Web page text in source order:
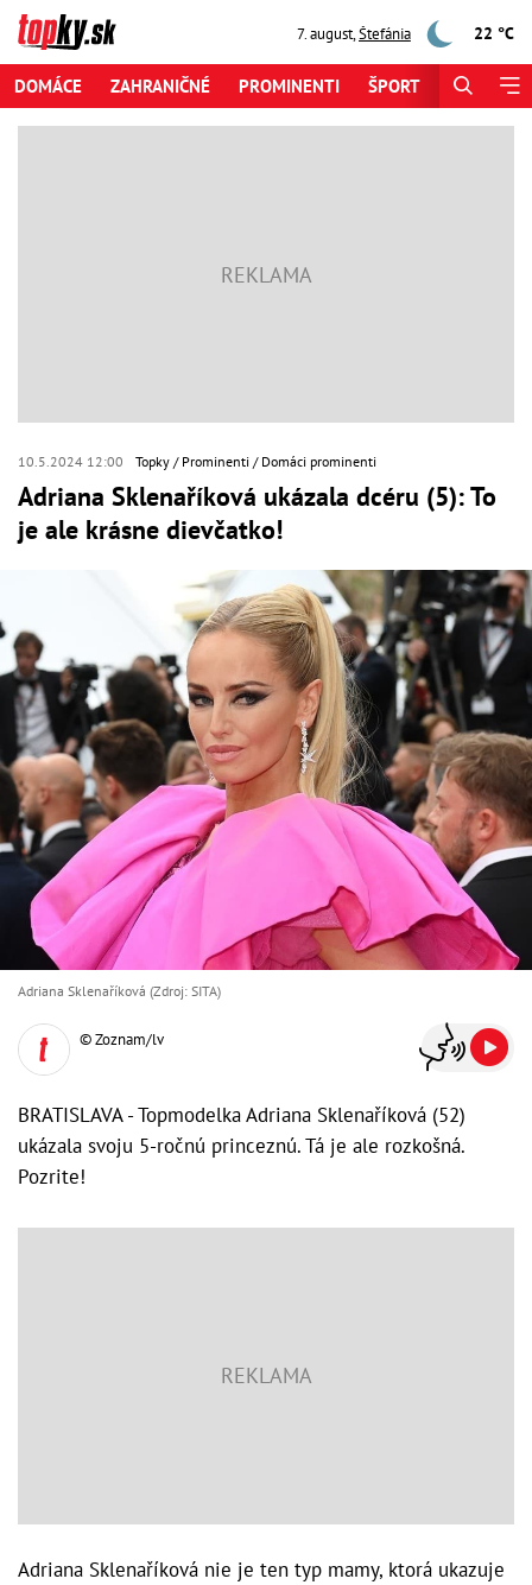
7. august,Štefánia 22 °C
DOMÁCE ZAHRANIČNÉ PROMINENTI ŠPORT
10.5.2024 12:00 Topky Prominenti Domáci prominenti
Adriana Sklenaříková ukázala dcéru (5): To
je ale krásne dievčatko!
Adriana Sklenaříková (Zdroj: SITA)
© Zoznam/lv
BRATISLAVA - Topmodelka Adriana Sklenaříková (52)
ukázala svoju 5-ročnú princeznú. Tá je ale rozkošná.
Pozrite!
Adriana Sklenaříková nie je ten typ mamy, ktorá ukazuje